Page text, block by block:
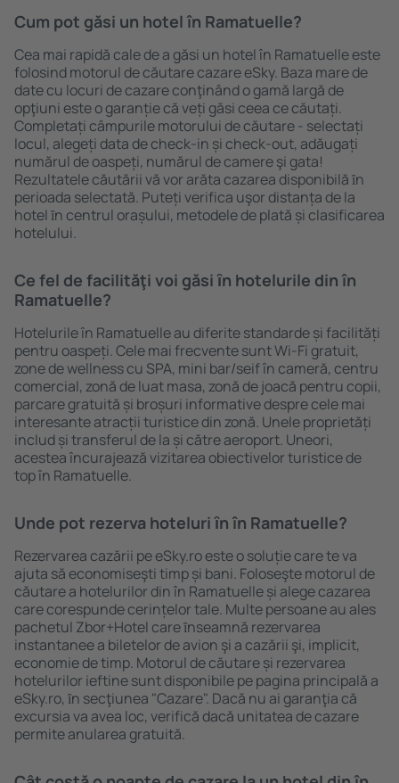
Cum pot găsi un hotel în Ramatuelle?
Cea mai rapidă cale de a găsi un hotel în Ramatuelle este
folosind motorul de căutare cazare eSky. Baza mare de
date cu locuri de cazare conţinând o gamă largă de
opţiuni este o garanție că veți găsi ceea ce căutați.
Completați câmpurile motorului de căutare - selectați
locul, alegeți data de check-in și check-out, adăugați
numărul de oaspeți, numărul de camere şi gata!
Rezultatele căutării vă vor arăta cazarea disponibilă ȋn
perioada selectată. Puteți verifica uşor distanța de la
hotel ȋn centrul orașului, metodele de plată și clasificarea
hotelului.
Ce fel de facilităţi voi găsi ȋn hotelurile din în
Ramatuelle?
Hotelurile în Ramatuelle au diferite standarde și facilități
pentru oaspeți. Cele mai frecvente sunt Wi-Fi gratuit,
zone de wellness cu SPA, mini bar/seif în cameră, centru
comercial, zonă de luat masa, zonă de joacă pentru copii,
parcare gratuită și broșuri informative despre cele mai
interesante atracții turistice din zonă. Unele proprietăți
includ și transferul de la și către aeroport. Uneori,
acestea încurajează vizitarea obiectivelor turistice de
top în Ramatuelle.
Unde pot rezerva hoteluri ȋn în Ramatuelle?
Rezervarea cazării pe eSky.ro este o soluție care te va
ajuta să economiseşti timp și bani. Foloseşte motorul de
căutare a hotelurilor din în Ramatuelle și alege cazarea
care corespunde cerințelor tale. Multe persoane au ales
pachetul Zbor+Hotel care ȋnseamnă rezervarea
instantanee a biletelor de avion şi a cazării şi, implicit,
economie de timp. Motorul de căutare și rezervarea
hotelurilor ieftine sunt disponibile pe pagina principală a
eSky.ro, ȋn secţiunea "Cazare". Dacă nu ai garanţia că
excursia va avea loc, verifică dacă unitatea de cazare
permite anularea gratuită.